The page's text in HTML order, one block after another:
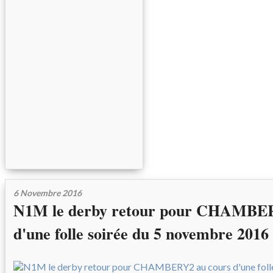
6 Novembre 2016
N1M le derby retour pour
d'une folle soirée du 5 novembre 2016